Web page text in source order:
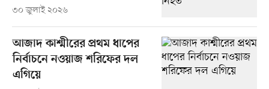
৩০ জুলাই ২০২৬
আজাদ কাশ্মীরের প্রথম ধাপের
নির্বাচনে নওয়াজ শরিফের দল
এগিয়ে